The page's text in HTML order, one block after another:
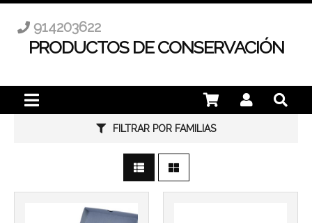
PRODUCTOS DE CONSERVACIÓN
914203622
FILTRAR POR FAMILIAS